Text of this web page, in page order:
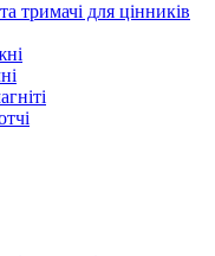
тримачі для цінників